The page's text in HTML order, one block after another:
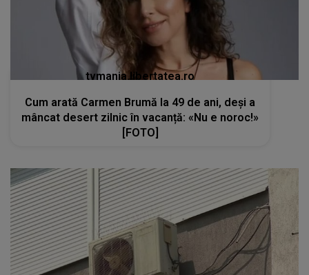
tvmania.libertatea.ro
Cum arată Carmen Brumă la 49 de ani, deși a
mâncat desert zilnic în vacanță: «Nu e noroc!»
[FOTO]